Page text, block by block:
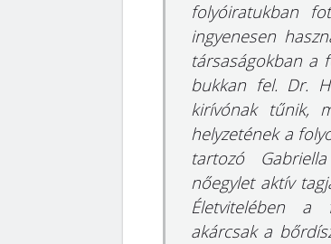
folyóiratukban
ingyenesen
társaságokban a
bukkan fel. Dr.
kirívónak tűnik,
helyzetének a
tartozó
nőegylet aktív
Életvitelében a
akárcsak a